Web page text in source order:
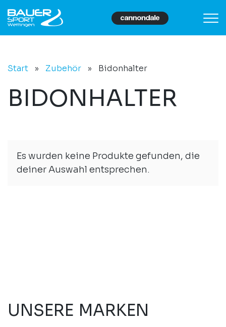
Start » Zubehör » Bidonhalter
BIDONHALTER
Es wurden keine Produkte gefunden, die
deiner Auswahl entsprechen.
UNSERE MARKEN